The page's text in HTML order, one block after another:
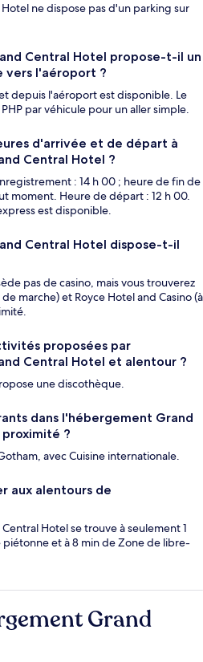
ne dispose pas d'un parking sur
Central Hotel propose-t-il un
vers l'aéroport ?
depuis l'aéroport est disponible. Le
par véhicule pour un aller simple.
d'arrivée et de départ à
Central Hotel ?
: 14 h 00 ; heure de fin de
moment. Heure de départ : 12 h 00.
est disponible.
Central Hotel dispose-t-il
pas de casino, mais vous trouverez
marche) et Royce Hotel and Casino (à
proposées par
Central Hotel et alentour ?
une discothèque.
dans l'hébergement Grand
?
avec Cuisine internationale.
aux alentours de
Hotel se trouve à seulement 1
piétonne et à 8 min de Zone de libre-
Grand